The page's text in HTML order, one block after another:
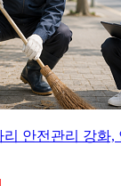
리 안전관리 강화,